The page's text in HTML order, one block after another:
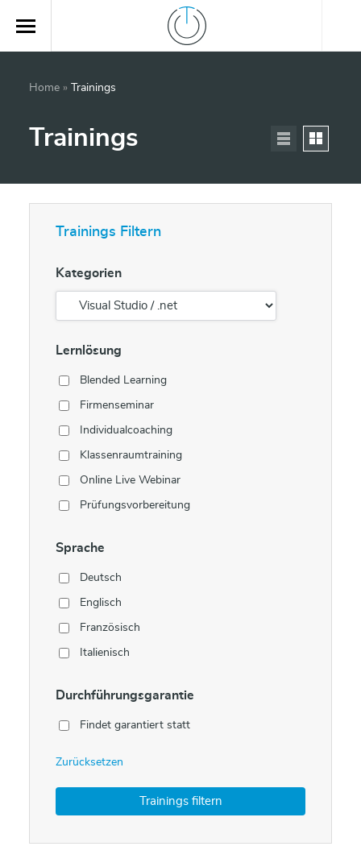
Home » Trainings
Trainings
Trainings Filtern
Kategorien
Lernlösung
Blended Learning
Firmenseminar
Individualcoaching
Klassenraumtraining
Online Live Webinar
Prüfungsvorbereitung
Sprache
Deutsch
Englisch
Französisch
Italienisch
Durchführungsgarantie
Findet garantiert statt
Zurücksetzen